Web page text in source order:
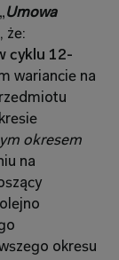
Umowa
że:
cyklu 12-
wariancie na
okresem
na
okresu